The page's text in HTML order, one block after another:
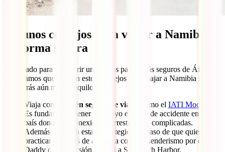
Algunos consejos para viajar a Namibia
de forma segura
¿Animado para descubrir uno de los países más seguros de África?
¡Esperamos que sí! Con estos consejos para viajar a Namibia seguro
te sentirás aún más tranquilo:
Viaja con un
buen seguro de viajes como el IATI Mochilero
Es fundamental tener un apoyo en caso de accidente en un
país donde las conexiones terrestres son complicadas.
Además, también estarás protegido en caso de que quieras
practicar deportes de aventura como el senderismo por el Big
Daddy o la excursión en 4×4 a Sandwich Harbor.